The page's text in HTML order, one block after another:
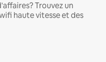
Trouvez un
haute vitesse et des